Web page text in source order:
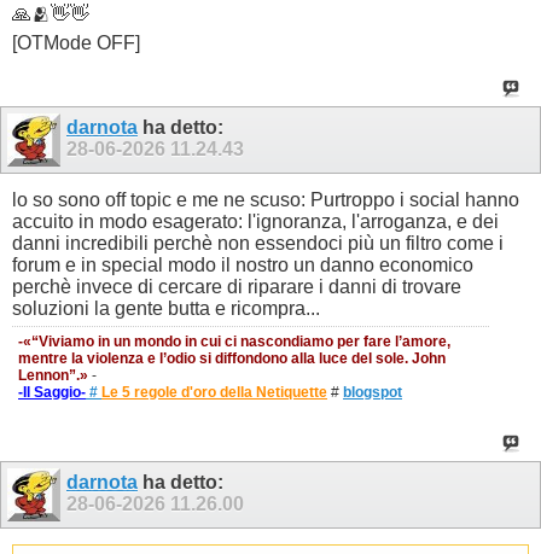
🙏🫂👋👋
[OTMode OFF]
darnota ha detto:
28-06-2026 11.24.43
lo so sono off topic e me ne scuso: Purtroppo i social hanno
accuito in modo esagerato: l'ignoranza, l'arroganza, e dei
danni incredibili perchè non essendoci più un filtro come i
forum e in special modo il nostro un danno economico
perchè invece di cercare di riparare i danni di trovare
soluzioni la gente butta e ricompra...
-«“Viviamo in un mondo in cui ci nascondiamo per fare l’amore,
mentre la violenza e l’odio si diffondono alla luce del sole. John
Lennon”.» -
-Il Saggio- # Le 5 regole d'oro della Netiquette # blogspot
darnota ha detto:
28-06-2026 11.26.00